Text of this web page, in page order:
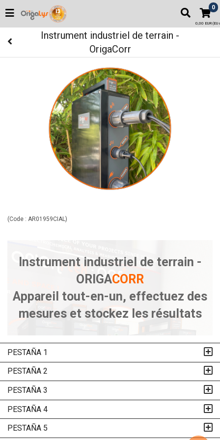
0
0,00 EUR (EU
Instrument industriel de terrain -
OrigaCorr
(Code : AR01959CIAL)
Instrument industriel de terrain -
ORIGACORR
Appareil tout-en-un, effectuez des
mesures et stockez les résultats
PESTAÑA 1
PESTAÑA 2
PESTAÑA 3
PESTAÑA 4
PESTAÑA 5